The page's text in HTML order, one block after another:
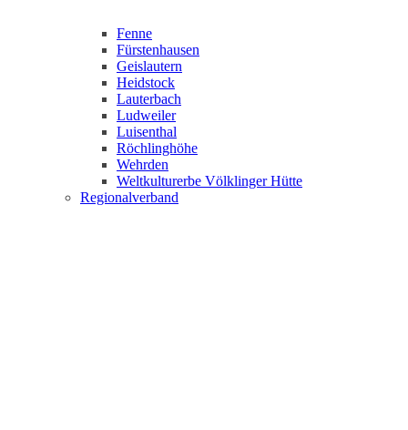
Fenne
Fürstenhausen
Geislautern
Heidstock
Lauterbach
Ludweiler
Luisenthal
Röchlinghöhe
Wehrden
Weltkulturerbe Völklinger Hütte
Regionalverband